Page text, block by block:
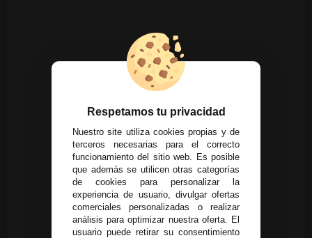
Respetamos tu privacidad
Nuestro site utiliza cookies propias y de
terceros necesarias para el correcto
funcionamiento del sitio web. Es posible
que además se utilicen otras categorías
de cookies para personalizar la
experiencia de usuario, divulgar ofertas
comerciales personalizadas o realizar
análisis para optimizar nuestra oferta. El
usuario puede retirar su consentimiento